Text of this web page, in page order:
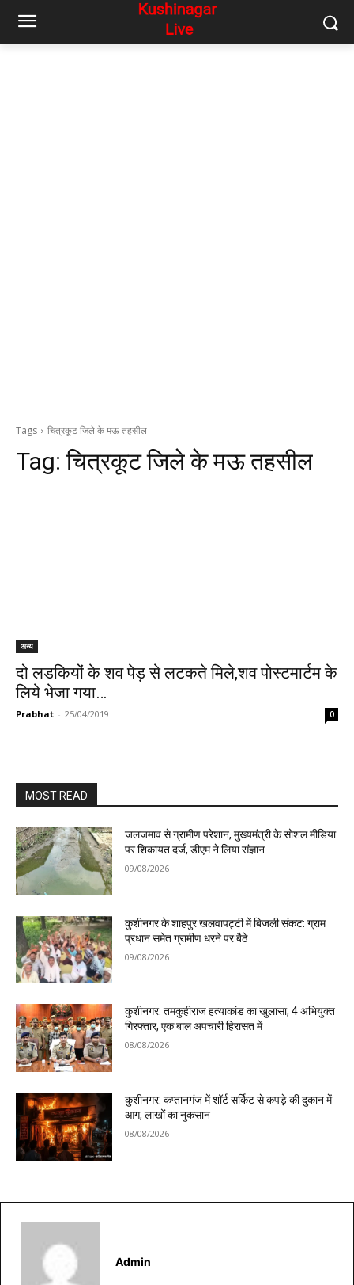
Tags चित्रकूट जिले के मऊ तहसील
Tag:चित्रकूट जिले के मऊ तहसील
अन्य
दो लडकियों के शव पेड़ से लटकते मिले,शव पोस्टमार्टम के
लिये भेजा गया…
Prabhat - 25/04/2019 0
MOST READ
जलजमाव से ग्रामीण परेशान, मुख्यमंत्री के सोशल मीडिया
पर शिकायत दर्ज, डीएम ने लिया संज्ञान
09/08/2026
कुशीनगर के शाहपुर खलवापट्टी में बिजली संकट: ग्राम
प्रधान समेत ग्रामीण धरने पर बैठे
09/08/2026
कुशीनगर: तमकुहीराज हत्याकांड का खुलासा, 4 अभियुक्त
गिरफ्तार, एक बाल अपचारी हिरासत में
08/08/2026
कुशीनगर: कप्तानगंज में शॉर्ट सर्किट से कपड़े की दुकान में
आग, लाखों का नुकसान
08/08/2026
Admin